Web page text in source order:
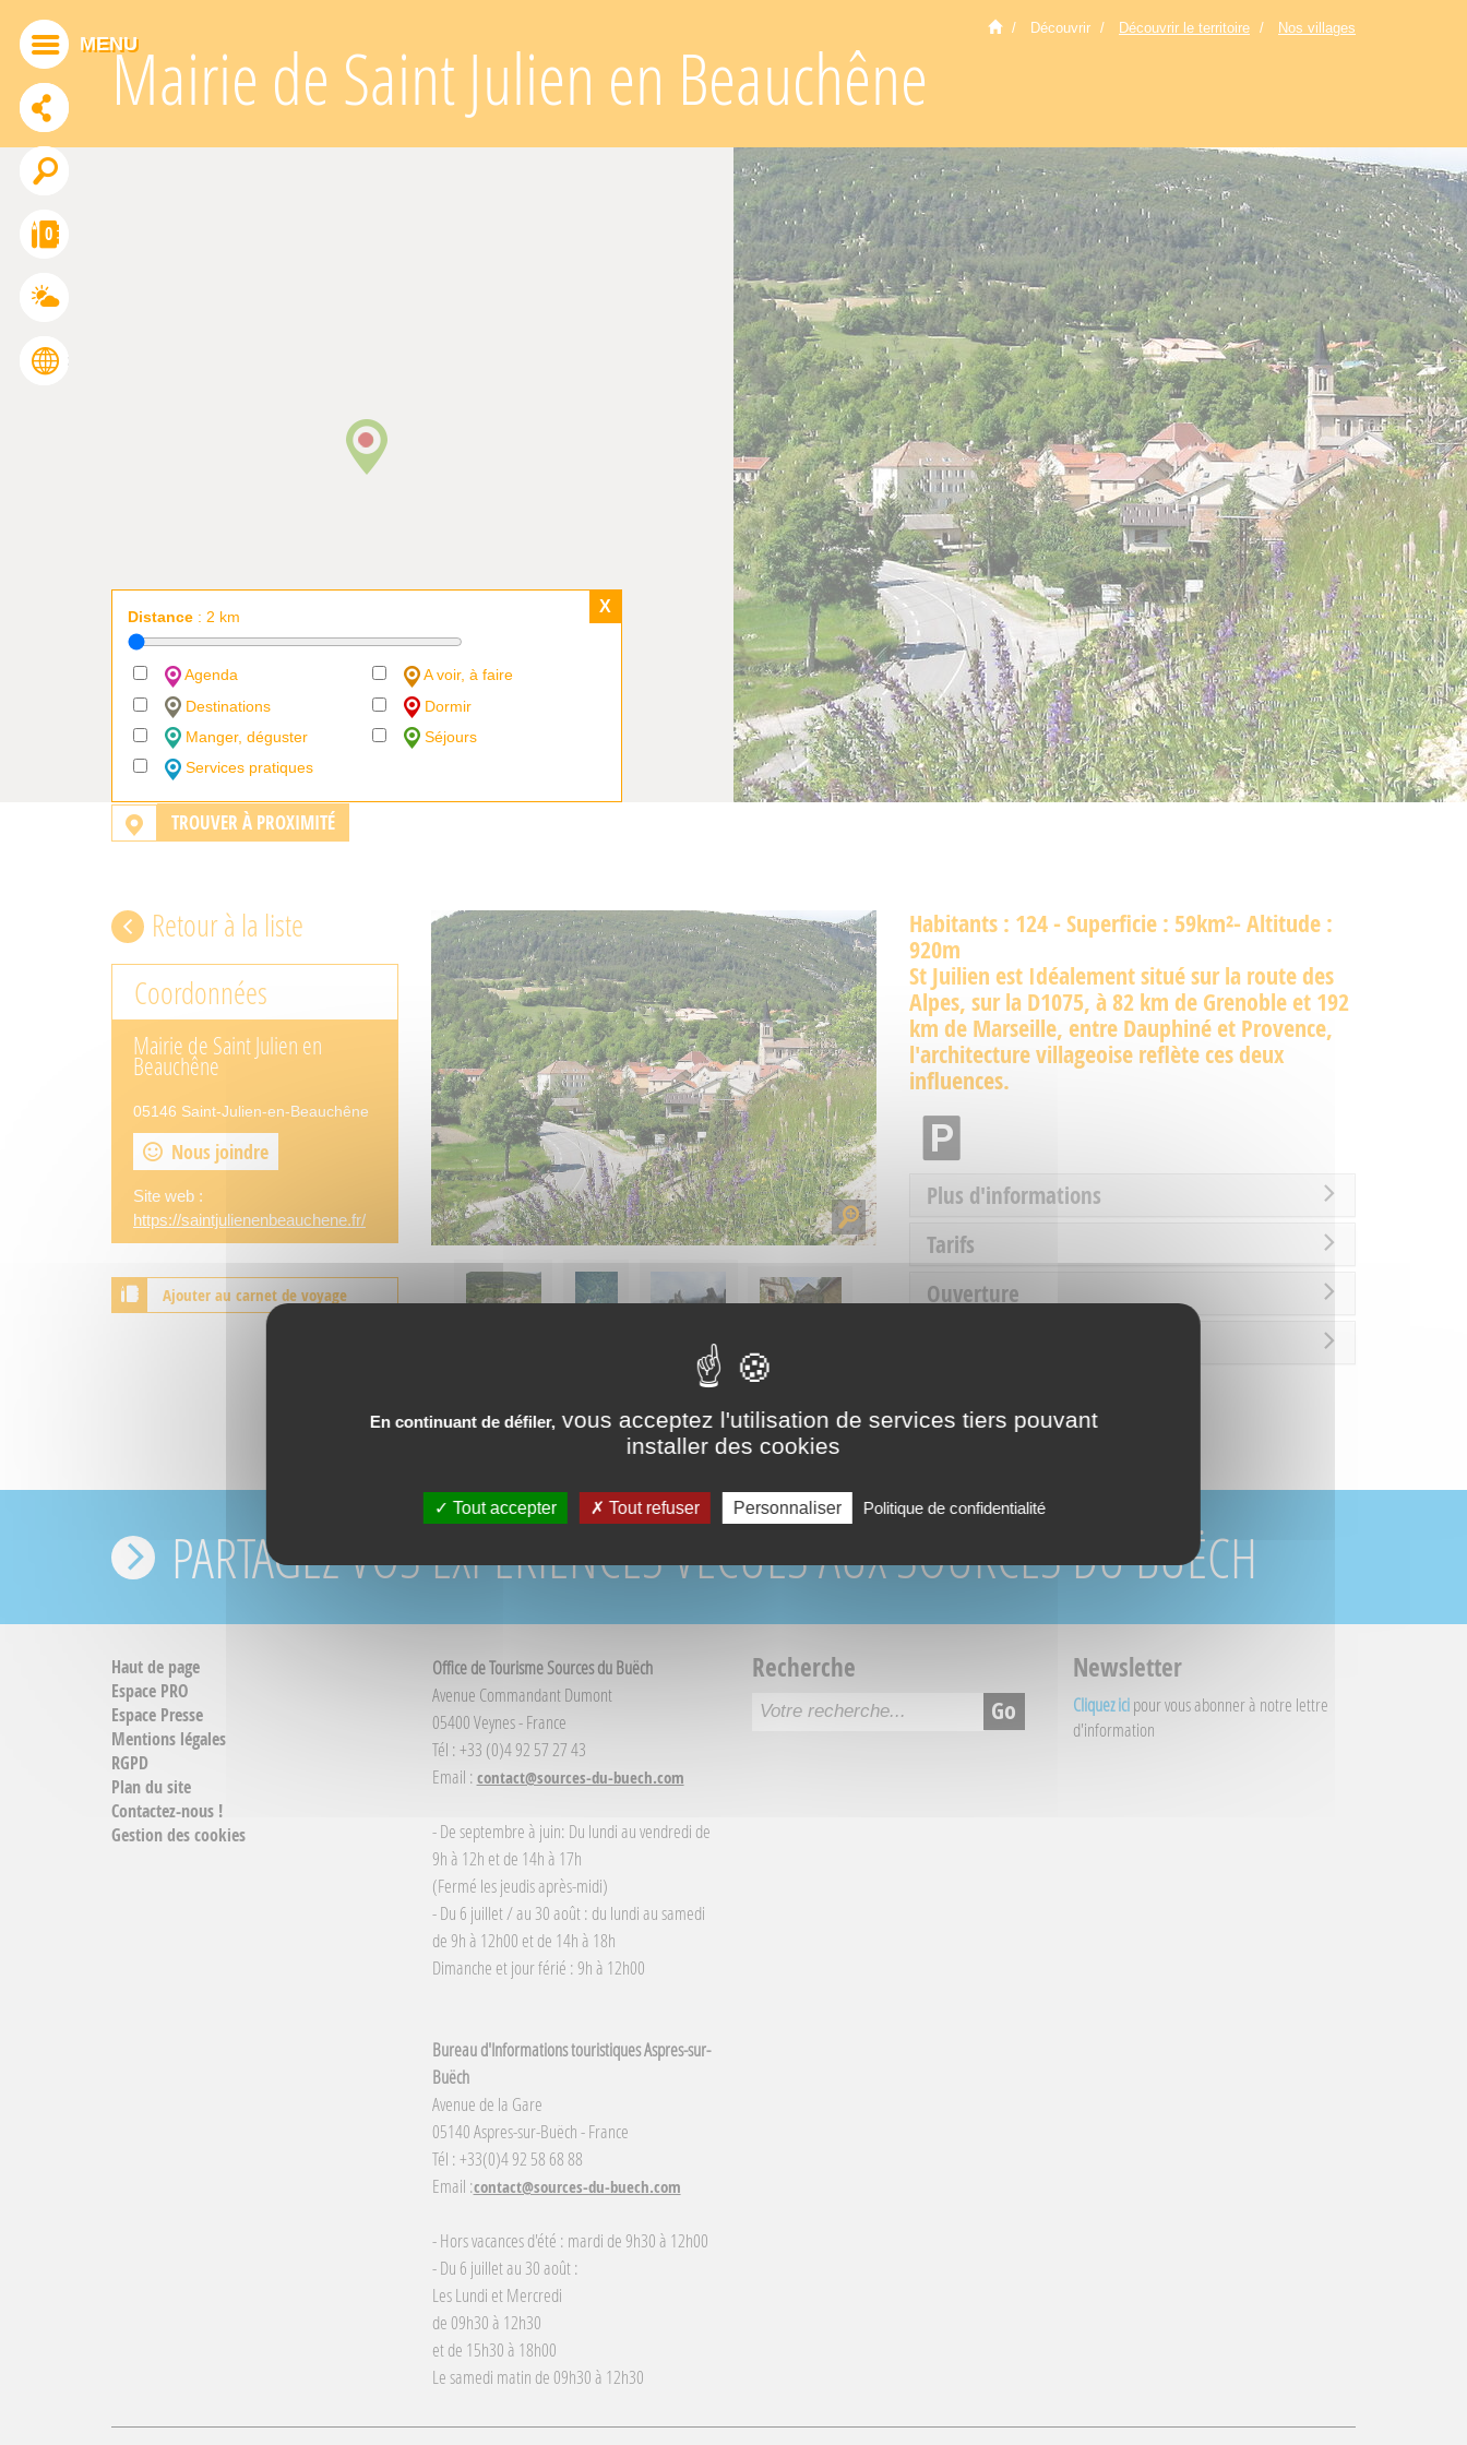
Découvrir Découvrir le territoire Nos villages
Mairie de Saint Julien en Beauchêne
TROUVER À PROXIMITÉ
X
Distance : 2 km
Agenda
A voir, à faire
Destinations
Dormir
Manger, déguster
Séjours
Services pratiques
Retour à la liste
Coordonnées
Mairie de Saint Julien en
Beauchêne
05146 Saint-Julien-en-Beauchêne
Nous joindre
Site web :
https://saintjulienenbeauchene.fr/
Ajouter au carnet de voyage
Habitants : 124 - Superficie : 59km²- Altitude :
920m
St Juilien est Idéalement situé sur la route des
Alpes, sur la D1075, à 82 km de Grenoble et 192
km de Marseille, entre Dauphiné et Provence,
l'architecture villageoise reflète ces deux
influences.
Plus d'informations
Tarifs
Ouverture
PARTAGEZ VOS EXPÉRIENCES VÉCUES AUX SOURCES DU BUËCH
Haut de page
Espace PRO
Espace Presse
Mentions légales
RGPD
Plan du site
Contactez-nous !
Gestion des cookies
Office de Tourisme Sources du Buëch
Avenue Commandant Dumont
05400 Veynes - France
Tél : +33 (0)4 92 57 27 43
Email :contact@sources-du-buech.com
- De septembre à juin: Du lundi au vendredi de
9h à 12h et de 14h à 17h
(Fermé les jeudis après-midi)
- Du 6 juillet / au 30 août : du lundi au samedi
de 9h à 12h00 et de 14h à 18h
Dimanche et jour férié : 9h à 12h00
Bureau d'Informations touristiques Aspres-sur-
Buëch
Avenue de la Gare
05140 Aspres-sur-Buëch - France
Tél : +33(0)4 92 58 68 88
Email :contact@sources-du-buech.com
- Hors vacances d'été : mardi de 9h30 à 12h00
- Du 6 juillet au 30 août :
Les Lundi et Mercredi
de 09h30 à 12h30
et de 15h30 à 18h00
Le samedi matin de 09h30 à 12h30
Recherche Newsletter
Cliquez icipour vous abonner à notre lettre
d'information
MENU
ADDTHIS EST DÉSACTIVÉ. Autoriser
0
FRANÇAIS
En continuant de défiler,vous acceptez l'utilisation de services tiers pouvant
installer des cookies
Tout accepter Tout refuser Personnaliser Politique de confidentialité